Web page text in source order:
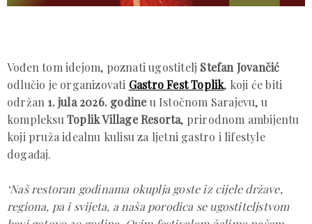
Vođen tom idejom, poznati ugostitelj Stefan Jovančić
odlučio je organizovati Gastro Fest Toplik, koji će biti
održan 1. jula 2026. godineu Istočnom Sarajevu, u
kompleksu Toplik Village Resorta, prirodnom ambijentu
koji pruža idealnu kulisu za ljetni gastro i lifestyle
događaj.
‘Naš restoran godinama okuplja goste iz cijele države,
regiona, pa i svijeta, a naša porodica se ugostiteljstvom